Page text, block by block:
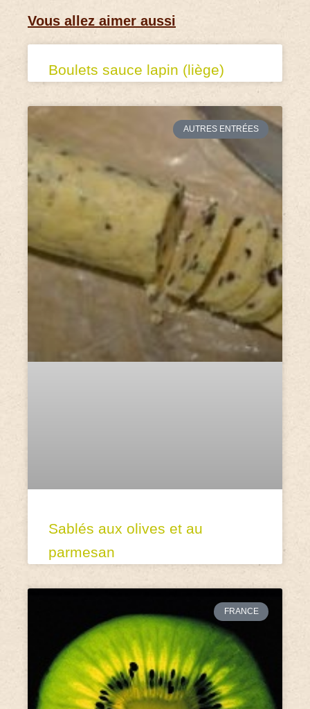
Vous allez aimer aussi
Boulets sauce lapin (liège)
AUTRES ENTRÉES
Sablés aux olives et au
parmesan
FRANCE